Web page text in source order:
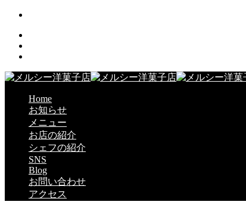
Home
お知らせ
メニュー
お店の紹介
シェフの紹介
SNS
Blog
お問い合わせ
アクセス